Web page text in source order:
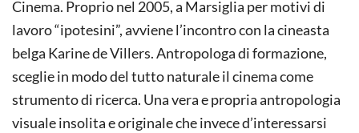
Cinema. Proprio nel 2005, a Marsiglia per motivi di
lavoro “ipotesini”, avviene l’incontro con la cineasta
belga Karine de Villers. Antropologa di formazione,
sceglie in modo del tutto naturale il cinema come
strumento di ricerca. Una vera e propria antropologia
visuale insolita e originale che invece d’interessarsi